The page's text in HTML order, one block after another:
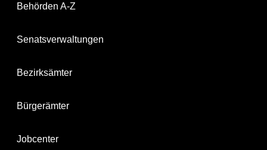
Behörden A-Z
Senatsverwaltungen
Bezirksämter
Bürgerämter
Jobcenter